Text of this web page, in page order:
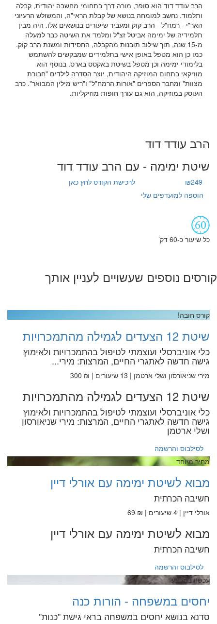
הרב עודד דוד הוא סופר, מורה דרך בתחומי מחשבה יהודית, קבלה
ותלמוד. נחשב למומחה בנושא של קבלת הראי"ה, והמשולש הרעיוני
האר"י - רמח"ל - הרב קוק ומעביר שיעורים בנושאים אלו. היה מבין
תלמידיה של ימימה אביטל זצ"ל ומלמד את השיטה כבר למעלה
מ-15 שנה, תוך שילוב תובנות מהקבלה, החסידות ומשנת הרב קוק.
כמו כן הוא מטפל באופן אישי בתלמידים שמבקשים להשתמש
בלימודי ימימה וכן מטפל בשיטת באקסס בארס. בנוסף הוא
מוזיקאי בתחום המוזיקה היהודית, יוצר הסדרה לילדים "חבורת
מצוות" ומחבר הספרים "אורות הרמח"ל" ו"ריש מילין המבואר". כרב
העוסק במוזיקה, הוא גם עורך חופות מוזיקליות.
הרב עודד דוד
שיטת ימימה - עם הרב עודד דוד
לרכישת הקורס לחץ כאן
₪249
הוספה למועדפים שלי
כל שיעור כ-60 דק’
קורסים נוספים שעשויים לעניין אותך
קורס חובה!
שיטת 12 הצעדים לגמילה מהתמכרויות
כלי אוניברסלי ועוצמתי לטיפול בהתמכרויות ולאימוץ
גישה חדשה לאתגרי החיים, המרצות: מירי...
מירי שניאורסון ושלי ארטמן | 13 שיעורים | ₪ 300
שיטת 12 הצעדים לגמילה מהתמכרויות
כלי אוניברסלי ועוצמתי לטיפול בהתמכרויות ולאימוץ
גישה חדשה לאתגרי החיים, המרצות: מירי שניאורסון
ושלי ארטמן
לסילבוס והרשמה
מחיר מיוחד
מבוא לשיטת ימימה עם אורלי דיין
חשיבה הכרתית
אורלי דיין | 4 שיעורים | ₪ 69
מבוא לשיטת ימימה עם אורלי דיין
חשיבה הכרתית
לסילבוס והרשמה
עכשיו במבצע
יחסים במשפחה - הורות כנה
סדנא בנושא יחסים במשפחה בראי גישת "כנות"